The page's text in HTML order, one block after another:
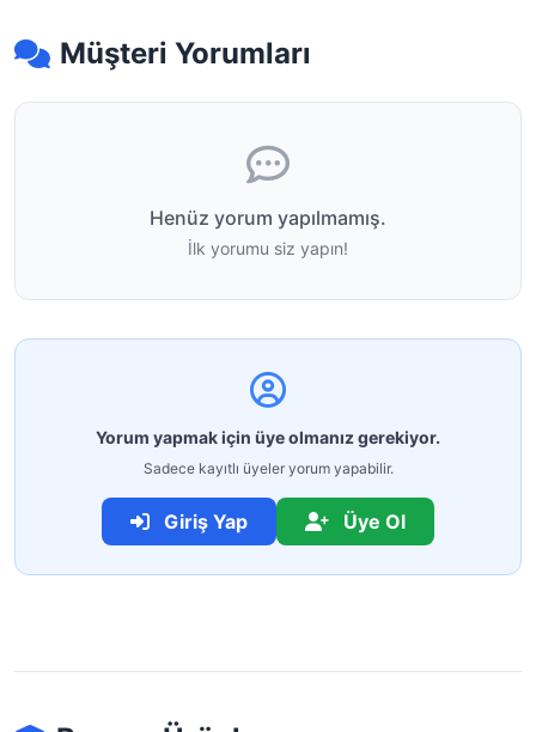
Müşteri Yorumları
Henüz yorum yapılmamış.
İlk yorumu siz yapın!
Yorum yapmak için üye olmanız gerekiyor.
Sadece kayıtlı üyeler yorum yapabilir.
Giriş Yap Üye Ol